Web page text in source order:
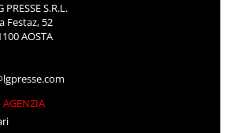
PRESSE S.R.L.
Festaz, 52
AOSTA
AGENZIA